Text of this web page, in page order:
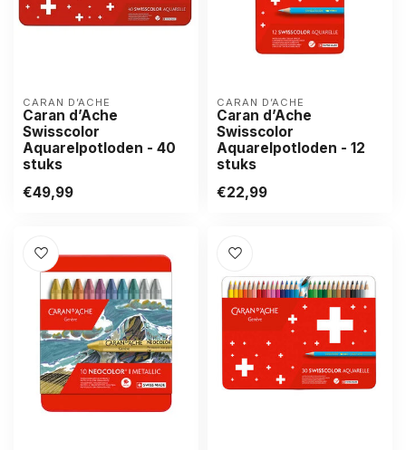
CARAN D’ACHE
Caran d’Ache
Swisscolor
Aquarelpotloden - 40
stuks
€49,99
CARAN D’ACHE
Caran d’Ache
Swisscolor
Aquarelpotloden - 12
stuks
€22,99